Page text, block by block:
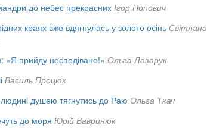
до небес прекрасних Ігор Попович
краях вже вдягнулась у золото осінь Світлана
«Я прийду несподівано!» Ольга Лазарук
Василь Процюк
душею тягнутись до Раю Ольга Ткач
до моря Юрій Вавринюк